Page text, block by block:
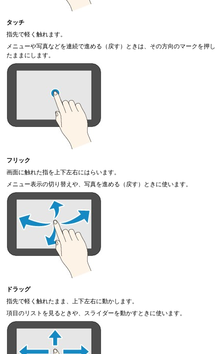
タッチ
指先で軽く触れます。
メニューや写真などを連続で進める（戻す）ときは、その方向のマークを押し
たままにします。
フリック
画面に触れた指を上下左右にはらいます。
メニュー表示の切り替えや、写真を進める（戻す）ときに使います。
ドラッグ
指先で軽く触れたまま、上下左右に動かします。
項目のリストを見るときや、スライダーを動かすときに使います。